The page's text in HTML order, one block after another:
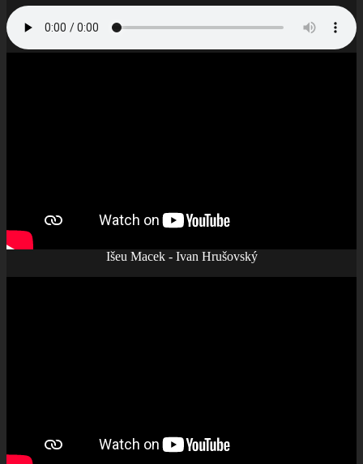
Išeu Macek - Ivan Hrušovský